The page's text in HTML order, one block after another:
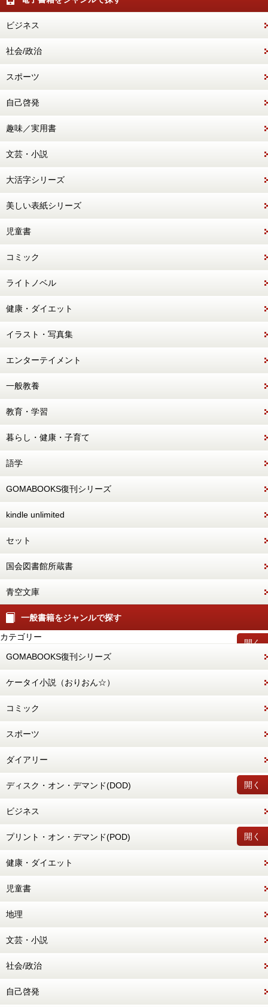
ビジネス
社会/政治
スポーツ
自己啓発
趣味／実用書
文芸・小説
大活字シリーズ
美しい表紙シリーズ
児童書
コミック
ライトノベル
健康・ダイエット
イラスト・写真集
エンターテイメント
一般教養
教育・学習
暮らし・健康・子育て
語学
GOMABOOKS復刊シリーズ
kindle unlimited
セット
国会図書館所蔵書
青空文庫
一般書籍をジャンルで探す
開く
カテゴリー
GOMABOOKS復刊シリーズ
ケータイ小説（おりおん☆）
コミック
スポーツ
ダイアリー
開く
ディスク・オン・デマンド(DOD)
ビジネス
開く
プリント・オン・デマンド(POD)
健康・ダイエット
児童書
地理
文芸・小説
社会/政治
自己啓発